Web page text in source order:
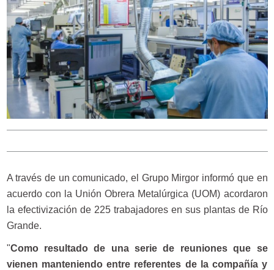
A través de un comunicado, el Grupo Mirgor informó que en
acuerdo con la Unión Obrera Metalúrgica (UOM) acordaron
la efectivización de 225 trabajadores en sus plantas de Río
Grande.
"Como resultado de una serie de reuniones que se
vienen manteniendo entre referentes de la compañía y